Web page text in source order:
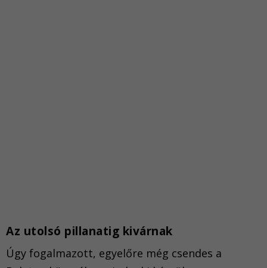
Az utolsó pillanatig kivárnak
Úgy fogalmazott, egyelőre még csendes a